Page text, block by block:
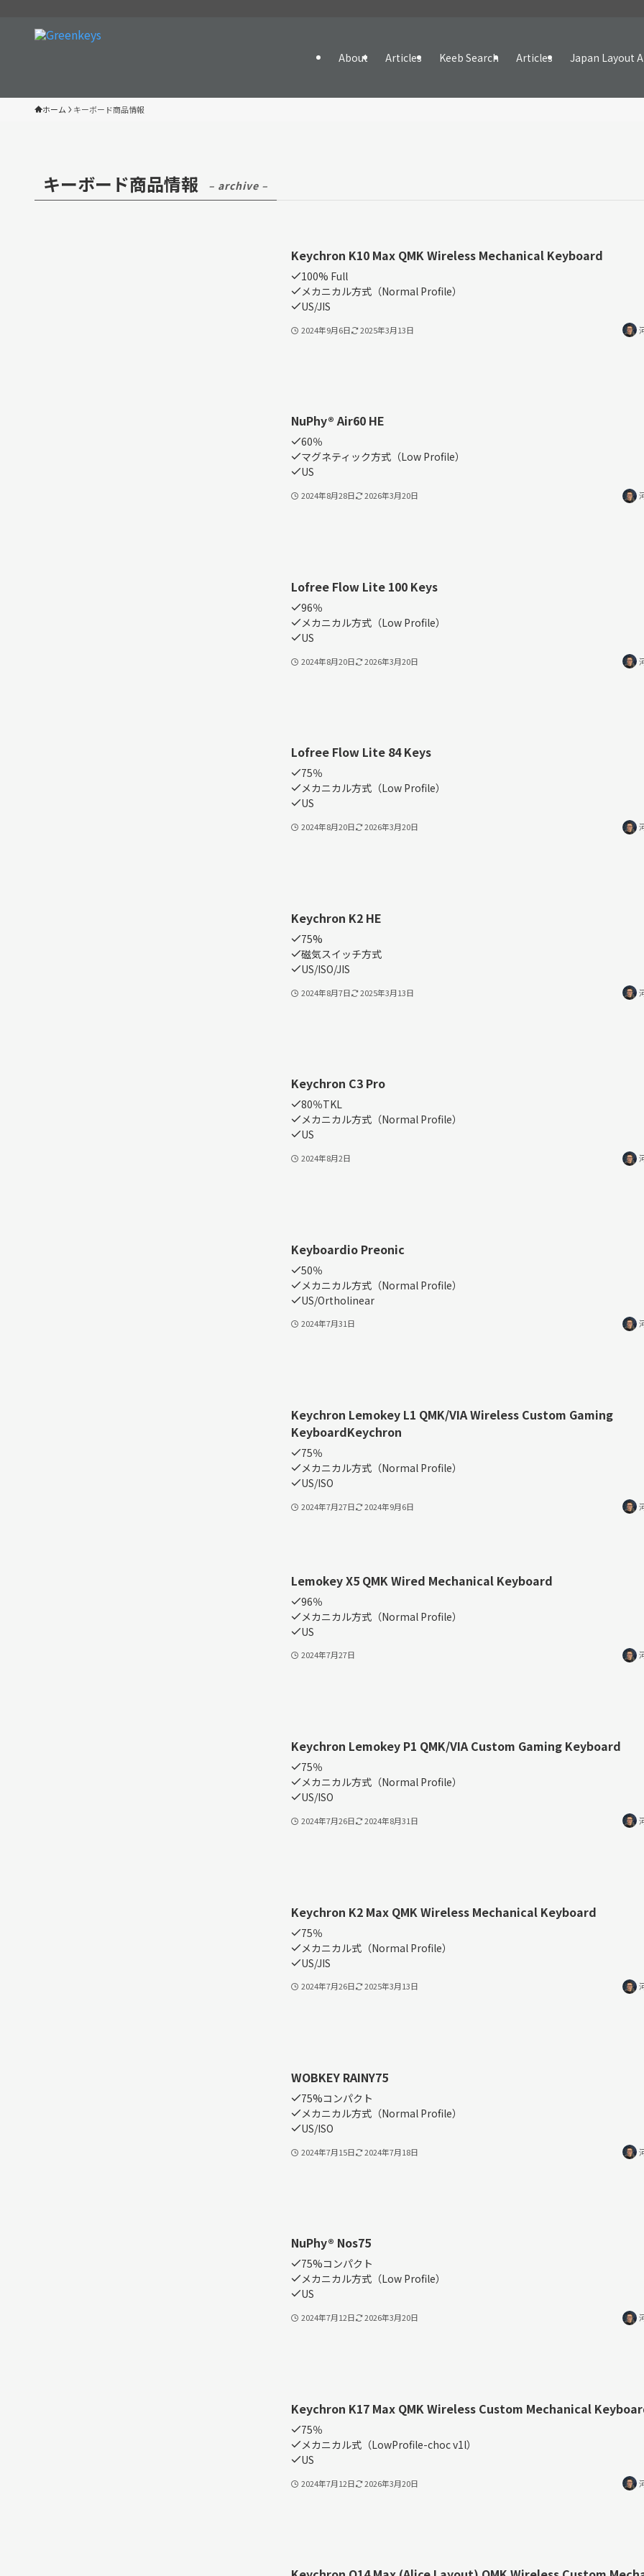
About Articles Keeb Search Articles Japan Layout
ホーム キーボード商品情報
キーボード商品情報 – archive –
Keychron K10 Max QMK Wireless Mechanical Keyboard
100% Full
メカニカル方式（Normal Profile）
US/JIS
2024年9月6日 2025年3月13日
NuPhy®︎ Air60 HE
60％
マグネティック方式（Low Profile）
US
2024年8月28日 2026年3月20日
Lofree Flow Lite 100 Keys
96％
メカニカル方式（Low Profile）
US
2024年8月20日 2026年3月20日
Lofree Flow Lite 84 Keys
75％
メカニカル方式（Low Profile）
US
2024年8月20日 2026年3月20日
Keychron K2 HE
75%
磁気スイッチ方式
US/ISO/JIS
2024年8月7日 2025年3月13日
Keychron C3 Pro
80％TKL
メカニカル方式（Normal Profile）
US
2024年8月2日
Keyboardio Preonic
50％
メカニカル方式（Normal Profile）
US/Ortholinear
2024年7月31日
Keychron Lemokey L1 QMK/VIA Wireless Custom Gaming
KeyboardKeychron
75％
メカニカル方式（Normal Profile）
US/ISO
2024年7月27日 2024年9月6日
Lemokey X5 QMK Wired Mechanical Keyboard
96％
メカニカル方式（Normal Profile）
US
2024年7月27日
Keychron Lemokey P1 QMK/VIA Custom Gaming Keyboard
75％
メカニカル方式（Normal Profile）
US/ISO
2024年7月26日 2024年8月31日
Keychron K2 Max QMK Wireless Mechanical Keyboard
75％
メカニカル式（Normal Profile）
US/JIS
2024年7月26日 2025年3月13日
WOBKEY RAINY75
75%コンパクト
メカニカル方式（Normal Profile）
US/ISO
2024年7月15日 2024年7月18日
NuPhy®︎ Nos75
75%コンパクト
メカニカル方式（Low Profile）
US
2024年7月12日 2026年3月20日
Keychron K17 Max QMK Wireless Custom Mechanical
75％
メカニカル式（LowProfile-choc v1l）
US
2024年7月12日 2026年3月20日